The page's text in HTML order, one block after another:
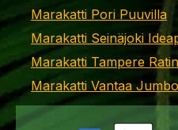
Marakatti Pori Puuvilla
Marakatti Seinäjoki
Marakatti Tampere
Marakatti Vantaa Jumbo